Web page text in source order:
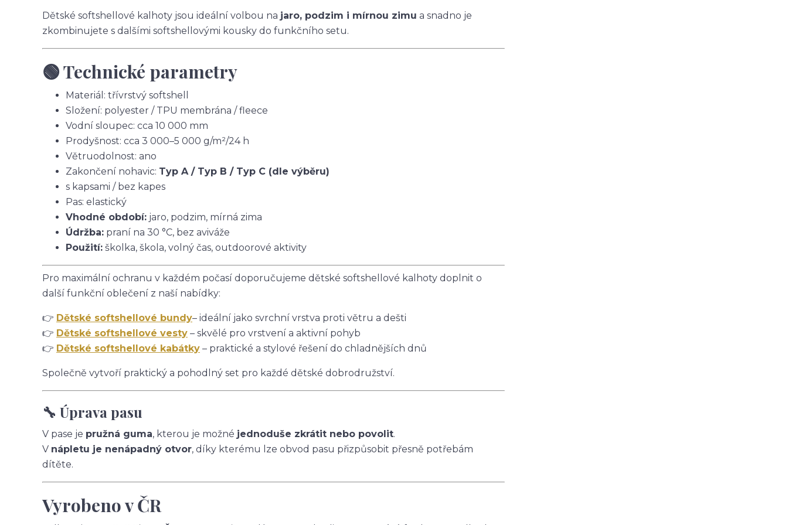
Dětské softshellové kalhoty jsou ideální volbou na jaro, podzim i mírnou zimu a snadno je
zkombinujete s dalšími softshellovými kousky do funkčního setu.
🟢 Technické parametry
Materiál: třívrstvý softshell
Složení: polyester / TPU membrána / fleece
Vodní sloupec: cca 10 000 mm
Prodyšnost: cca 3 000–5 000 g/m²/24 h
Větruodolnost: ano
Zakončení nohavic: Typ A / Typ B / Typ C (dle výběru)
s kapsami / bez kapes
Pas: elastický
Vhodné období: jaro, podzim, mírná zima
Údržba: praní na 30 °C, bez aviváže
Použití: školka, škola, volný čas, outdoorové aktivity
Pro maximální ochranu v každém počasí doporučujeme dětské softshellové kalhoty doplnit o
další funkční oblečení z naší nabídky:
👉 Dětské softshellové bundy– ideální jako svrchní vrstva proti větru a dešti
👉 Dětské softshellové vesty – skvělé pro vrstvení a aktivní pohyb
👉 Dětské softshellové kabátky – praktické a stylové řešení do chladnějších dnů
Společně vytvoří praktický a pohodlný set pro každé dětské dobrodružství.
🔧 Úprava pasu
V pase je pružná guma, kterou je možné jednoduše zkrátit nebo povolit.
V nápletu je nenápadný otvor, díky kterému lze obvod pasu přizpůsobit přesně potřebám
dítěte.
Vyrobeno v ČR